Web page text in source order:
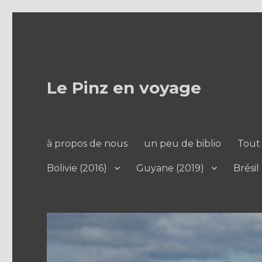
Le Pinz en voyage
à propos de nous un peu de biblio Tout
Bolivie (2016) Guyane (2019) Brésil